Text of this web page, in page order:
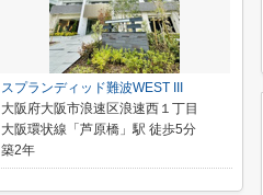
スプランディッド難波WEST III
大阪府大阪市浪速区浪速西１丁目
大阪環状線「芦原橋」駅 徒歩5分
築2年